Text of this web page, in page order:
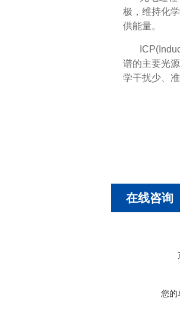
极，维持化
供能量。
谱的主要光
学干扰少、
在线咨询
您的